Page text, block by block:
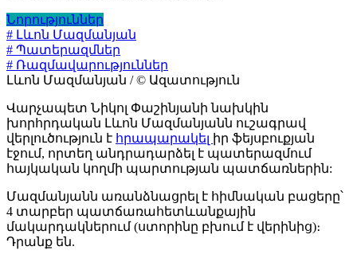
Նորություններ
# Լևոն Մազմանյան
# Պատերազմներ
# Ռազմավարություններ
Լևոն Մազմանյան / © Ազատություն
Վարչապետ Նիկոլ Փաշինյանի նախկին
խորհրդական Լևոն Մազմանյանն ուշագրավ
վերլուծություն է հրապարակել իր ֆեյսբուքյան
էջում, որտեղ անդրադարձել է պատերազմում
հայկական կողմի պարտության պատճառներին:
Մազմանյանն առանձնացրել է հիմնական բացերը՝
4 տարբեր պատճառահետևանքային
մակարդակներում (ստորինը բխում է վերինից)։
Դրանք են.